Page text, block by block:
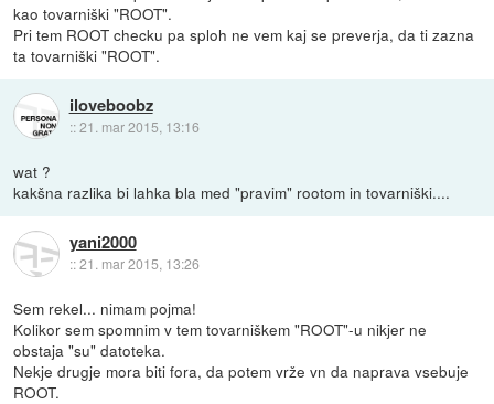
kao tovarniški "ROOT".
Pri tem ROOT checku pa sploh ne vem kaj se preverja, da ti zazna
ta tovarniški "ROOT".
iloveboobz
::21. mar 2015, 13:16
wat ?
kakšna razlika bi lahka bla med "pravim" rootom in tovarniški....
yani2000
::21. mar 2015, 13:26
Sem rekel... nimam pojma!
Kolikor sem spomnim v tem tovarniškem "ROOT"-u nikjer ne
obstaja "su" datoteka.
Nekje drugje mora biti fora, da potem vrže vn da naprava vsebuje
ROOT.